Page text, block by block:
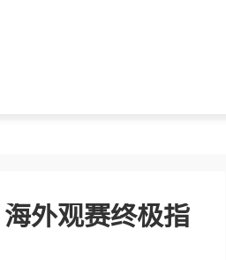
外观赛终极指